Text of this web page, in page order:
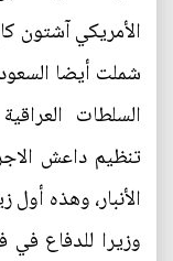
الأمريكي آشتون
شملت أيضا
السلطات
تنظيم داعش
الأنبار، وهذه
وزيرا للدفاع